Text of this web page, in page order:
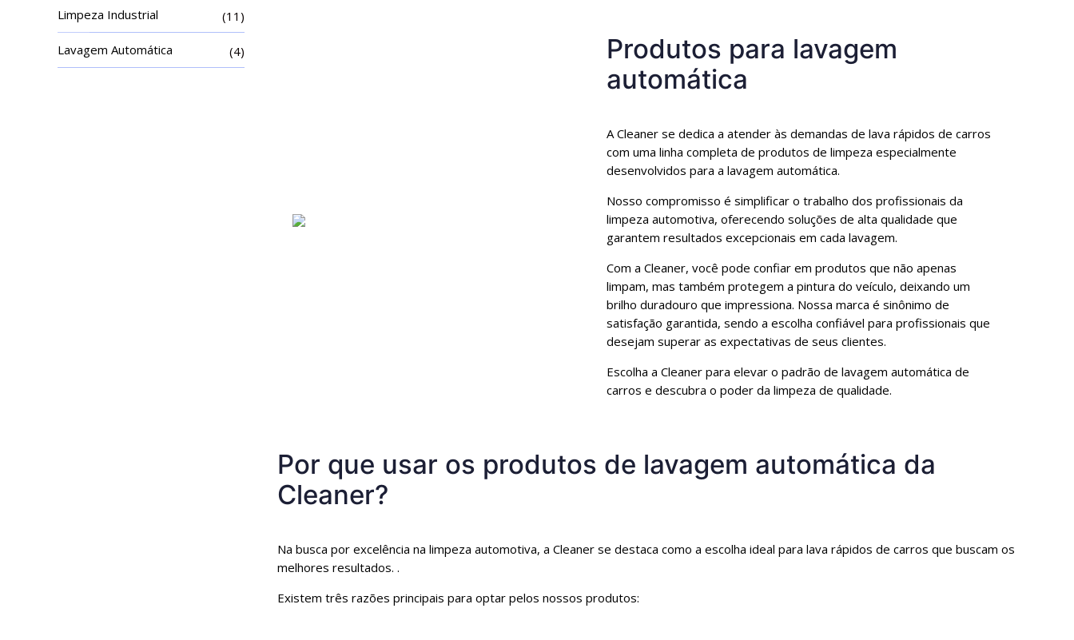
Produtos para lavagem
automática
A Cleaner se dedica a atender às demandas de lava rápidos de carros
com uma linha completa de produtos de limpeza especialmente
desenvolvidos para a lavagem automática.
Nosso compromisso é simplificar o trabalho dos profissionais da
limpeza automotiva, oferecendo soluções de alta qualidade que
garantem resultados excepcionais em cada lavagem.
Com a Cleaner, você pode confiar em produtos que não apenas
limpam, mas também protegem a pintura do veículo, deixando um
brilho duradouro que impressiona. Nossa marca é sinônimo de
satisfação garantida, sendo a escolha confiável para profissionais que
desejam superar as expectativas de seus clientes.
Escolha a Cleaner para elevar o padrão de lavagem automática de
carros e descubra o poder da limpeza de qualidade.
Por que usar os produtos de lavagem automática da
Cleaner?
Na busca por excelência na limpeza automotiva, a Cleaner se destaca como a escolha ideal para lava rápidos de carros que buscam os
melhores resultados. .
Existem três razões principais para optar pelos nossos produtos:
Limpeza Industrial (11)
Lavagem Automática (4)